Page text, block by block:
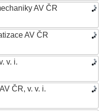
AV ČR
AV ČR
v. i.
ČR, v. v. i.